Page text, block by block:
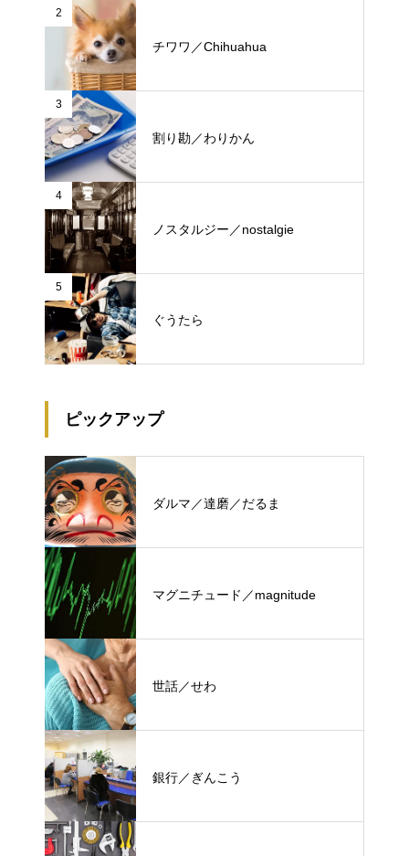
2
チワワ／Chihuahua
3
割り勘／わりかん
4
ノスタルジー／nostalgie
5
ぐうたら
ピックアップ
ダルマ／達磨／だるま
マグニチュード／magnitude
世話／せわ
銀行／ぎんこう